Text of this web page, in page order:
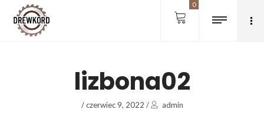
0
lizbona02
/ czerwiec 9, 2022 / admin